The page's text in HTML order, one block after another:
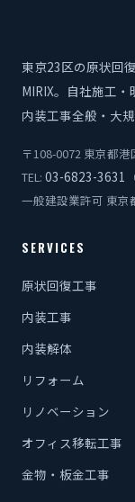
東京23区の原状回
MIRIX。自社施工・
内装工事全般・大
〒108-0072 東京都
TEL: 03-6823-3631
一般建設業許可 東京
SERVICES
原状回復工事
内装工事
内装解体
リフォーム
リノベーション
オフィス移転工事
金物・板金工事